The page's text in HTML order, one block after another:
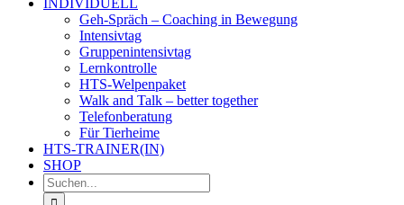
INDIVIDUELL
Geh-Spräch – Coaching in Bewegung
Intensivtag
Gruppenintensivtag
Lernkontrolle
HTS-Welpenpaket
Walk and Talk – better together
Telefonberatung
Für Tierheime
HTS-TRAINER(IN)
SHOP
Suche
nach: